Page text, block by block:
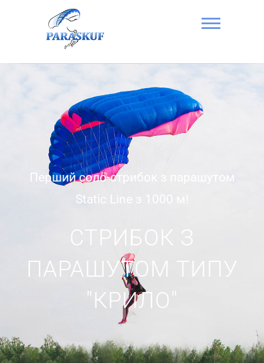
Стрибок з
парашутом в
Києві на
Аеродромі
Чайка –
ПАРА-СКУФ
Перший соло-стрибок з парашутом
Static Line з 1000 м!
СТРИБОК З
ПАРАШУТОМ ТИПУ
"КРИЛО"